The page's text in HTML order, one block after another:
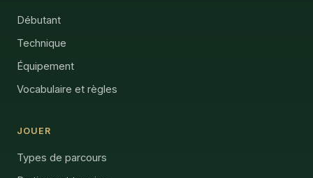
Débutant
Technique
Équipement
Vocabulaire et règles
JOUER
Types de parcours